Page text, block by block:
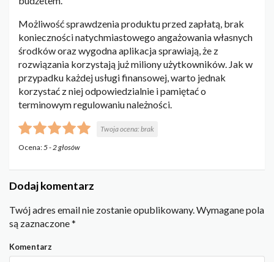
Możliwość sprawdzenia produktu przed zapłatą, brak
konieczności natychmiastowego angażowania własnych
środków oraz wygodna aplikacja sprawiają, że z
rozwiązania korzystają już miliony użytkowników. Jak w
przypadku każdej usługi finansowej, warto jednak
korzystać z niej odpowiedzialnie i pamiętać o
terminowym regulowaniu należności.
Twoja ocena:brak
Ocena:5-2głosów
Dodaj komentarz
Twój adres email nie zostanie opublikowany.Wymagane pola
są zaznaczone*
Komentarz